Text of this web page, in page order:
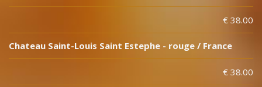
€ 38.00
Chateau Saint-Louis Saint Estephe - rouge / France
€ 38.00